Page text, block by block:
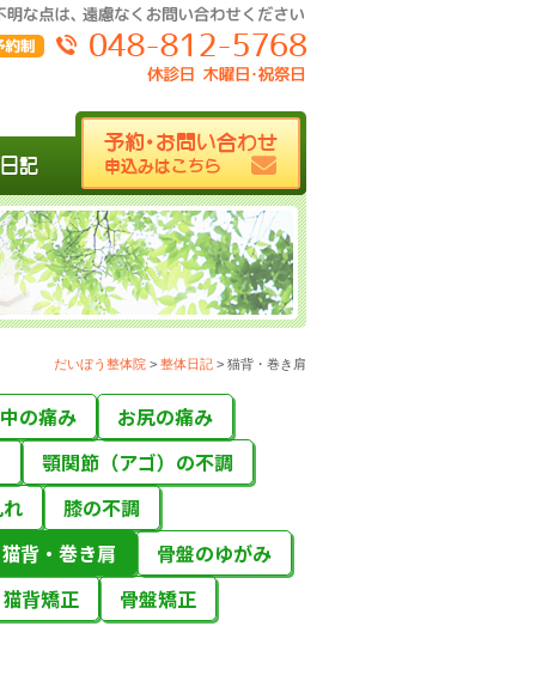
記
予約･お問い合わせ
申込みはこちら
だいぼう整体院 > 整体日記 > 猫背・巻き肩
の痛み
お尻の痛み
顎関節（アゴ）の不調
膝の不調
猫背・巻き肩
骨盤のゆがみ
猫背矯正
骨盤矯正